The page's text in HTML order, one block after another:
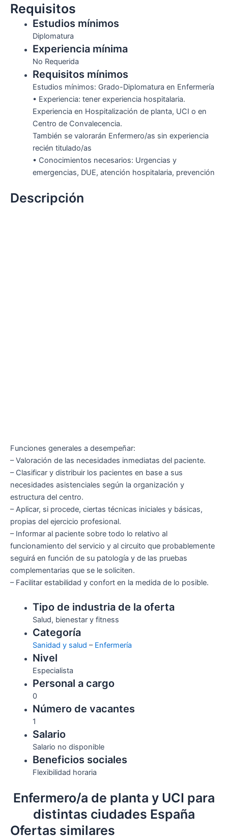
Requisitos
Estudios mínimos
Diplomatura
Experiencia mínima
No Requerida
Requisitos mínimos
Estudios mínimos: Grado-Diplomatura en Enfermería
• Experiencia: tener experiencia hospitalaria.
Experiencia en Hospitalización de planta, UCI o en
Centro de Convalecencia.
También se valorarán Enfermero/as sin experiencia
recién titulado/as
• Conocimientos necesarios: Urgencias y
emergencias, DUE, atención hospitalaria, prevención
Descripción
Funciones generales a desempeñar:
– Valoración de las necesidades inmediatas del paciente.
– Clasificar y distribuir los pacientes en base a sus
necesidades asistenciales según la organización y
estructura del centro.
– Aplicar, si procede, ciertas técnicas iniciales y básicas,
propias del ejercicio profesional.
– Informar al paciente sobre todo lo relativo al
funcionamiento del servicio y al circuito que probablemente
seguirá en función de su patología y de las pruebas
complementarias que se le soliciten.
– Facilitar estabilidad y confort en la medida de lo posible.
Tipo de industria de la oferta
Salud, bienestar y fitness
Categoría
Sanidad y salud – Enfermería
Nivel
Especialista
Personal a cargo
0
Número de vacantes
1
Salario
Salario no disponible
Beneficios sociales
Flexibilidad horaria
Enfermero/a de planta y UCI para
distintas ciudades España
Ofertas similares